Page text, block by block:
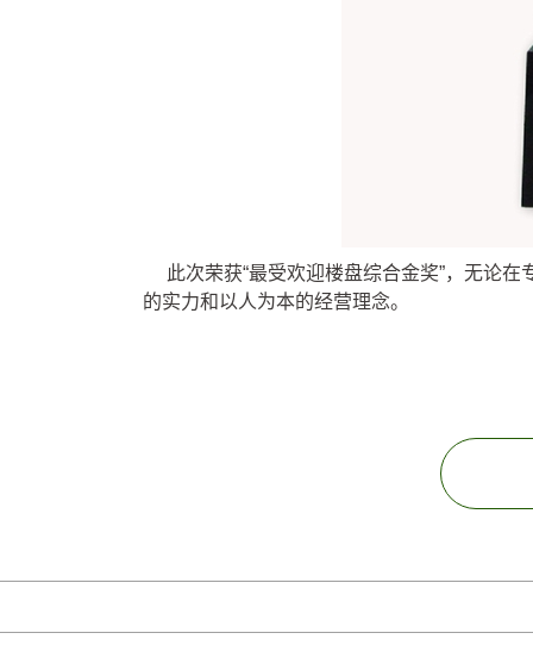
此次荣获“最受欢迎楼盘综合金奖”，无论
的实力和以人为本的经营理念。